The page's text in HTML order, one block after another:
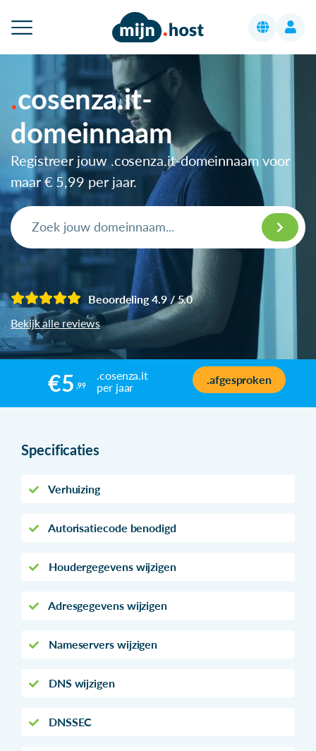
cosenza.it-
domeinnaam
Registreer jouw .cosenza.it-domeinnaam voor
maar € 5,99 per jaar.
Beoordeling 4.9 / 5.0
Bekijk alle reviews
€5 ,99
.cosenza.it
per jaar
.afgesproken
Specificaties
Verhuizing
Autorisatiecode benodigd
Houdergegevens wijzigen
Adresgegevens wijzigen
Nameservers wijzigen
DNS wijzigen
DNSSEC